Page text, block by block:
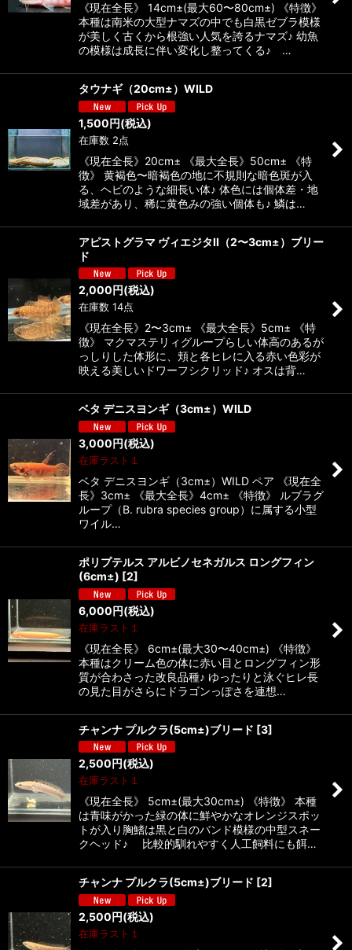
《現在全長》 14cm±(最大60〜80cm±) 《特徴》
本種は南米の大型ナマズの中でも白黒ゼブラ模様
が美しく古くから根強い人気を誇るナマズ♪ 幼魚
の模様は成長に伴い変化し整ってくる♪ …
タウナギ（20cm±）WILD
1,500円(税込)
在庫数 2点
《現在全長》20cm± 《最大全長》50cm± 《特
徴》 黄褐色〜暗褐色の地に不規則な暗色斑が入
る、ヘビのような細長い体♪ 体色には個体差・地
域差があり、稀に黄色みの強い個体も♪ 鱗は…
アピストグラマ ヴィエジタII（2〜3cm±）ブリー
ド
2,000円(税込)
在庫数 14点
《現在全長》2〜3cm± 《最大全長》5cm± 《特
徴》 マクマステリィグループらしい体高のあるが
っしりした体形に、頬と各ヒレに入る赤い色彩が
映える美しいドワーフシクリッド♪ オスは背…
ベタ デニスヨンギ（3cm±）WILD
3,000円(税込)
在庫ラスト１
ベタ デニスヨンギ（3cm±）WILD ペア 《現在全
長》3cm± 《最大全長》4cm± 《特徴》 ルブラグ
ループ（B. rubra species group）に属する小型
ワイル…
ポリプテルス アルビノセネガルス ロングフィン
(6cm±) [2]
6,000円(税込)
在庫ラスト１
《現在全長》 6cm±(最大30〜40cm±) 《特徴》
本種はクリーム色の体に赤い目とロングフィン形
質が合わさった改良品種♪ ゆったりと泳ぐヒレ長
の見た目がさらにドラゴンっぽさを連想…
チャンナ プルクラ(5cm±)ブリード [3]
2,500円(税込)
在庫ラスト１
《現在全長》 5cm±(最大30cm±) 《特徴》 本種
は青味がかった緑の体に鮮やかなオレンジスポッ
トが入り胸鰭は黒と白のバンド模様の中型スネー
クヘッド♪ 比較的馴れやすく人工飼料にも餌…
チャンナ プルクラ(5cm±)ブリード [2]
2,500円(税込)
在庫ラスト１